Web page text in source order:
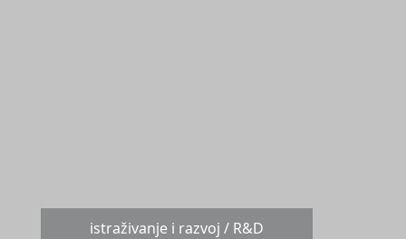
istraživanje i razvoj / R&D